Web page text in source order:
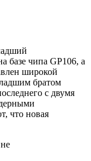
базе чипа GP106, а
широкой
братом
с двумя
что новая